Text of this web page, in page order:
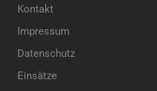
Kontakt
Impressum
Datenschutz
Einsätze